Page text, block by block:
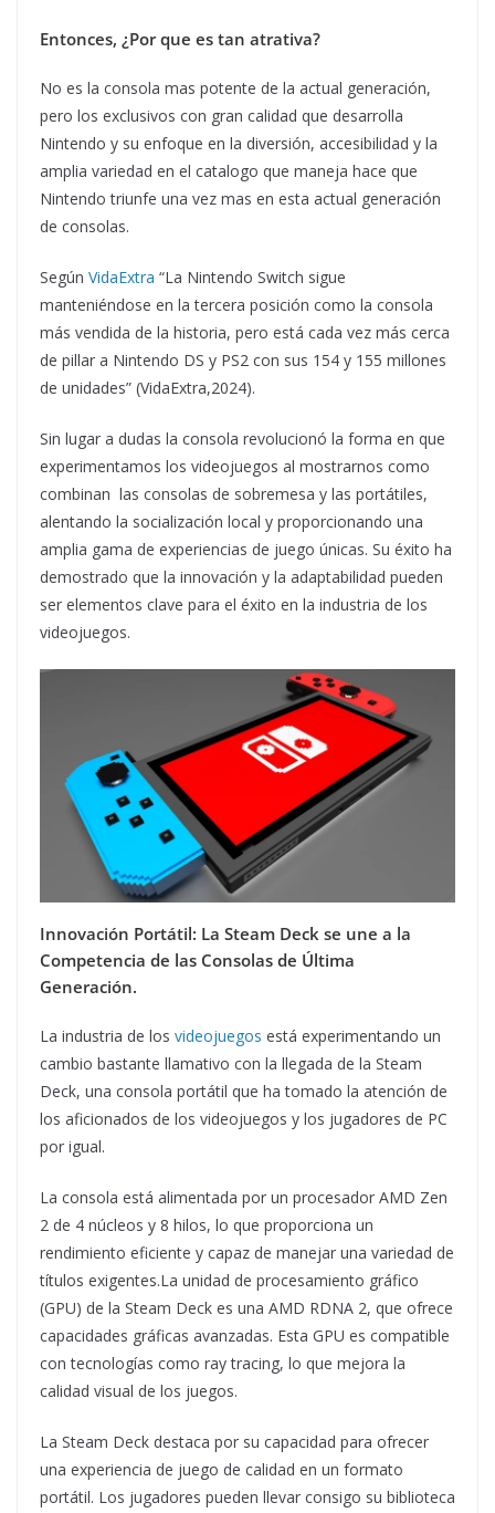
Entonces, ¿Por que es tan atrativa?
No es la consola mas potente de la actual generación,
pero los exclusivos con gran calidad que desarrolla
Nintendo y su enfoque en la diversión, accesibilidad y la
amplia variedad en el catalogo que maneja hace que
Nintendo triunfe una vez mas en esta actual generación
de consolas.
Según VidaExtra “La Nintendo Switch sigue
manteniéndose en la tercera posición como la consola
más vendida de la historia, pero está cada vez más cerca
de pillar a Nintendo DS y PS2 con sus 154 y 155 millones
de unidades” (VidaExtra,2024).
Sin lugar a dudas la consola revolucionó la forma en que
experimentamos los videojuegos al mostrarnos como
combinan las consolas de sobremesa y las portátiles,
alentando la socialización local y proporcionando una
amplia gama de experiencias de juego únicas. Su éxito ha
demostrado que la innovación y la adaptabilidad pueden
ser elementos clave para el éxito en la industria de los
videojuegos.
Innovación Portátil: La Steam Deck se une a la
Competencia de las Consolas de Última
Generación.
La industria de los videojuegos está experimentando un
cambio bastante llamativo con la llegada de la Steam
Deck, una consola portátil que ha tomado la atención de
los aficionados de los videojuegos y los jugadores de PC
por igual.
La consola está alimentada por un procesador AMD Zen
2 de 4 núcleos y 8 hilos, lo que proporciona un
rendimiento eficiente y capaz de manejar una variedad de
títulos exigentes.La unidad de procesamiento gráfico
(GPU) de la Steam Deck es una AMD RDNA 2, que ofrece
capacidades gráficas avanzadas. Esta GPU es compatible
con tecnologías como ray tracing, lo que mejora la
calidad visual de los juegos.
La Steam Deck destaca por su capacidad para ofrecer
una experiencia de juego de calidad en un formato
portátil. Los jugadores pueden llevar consigo su biblioteca